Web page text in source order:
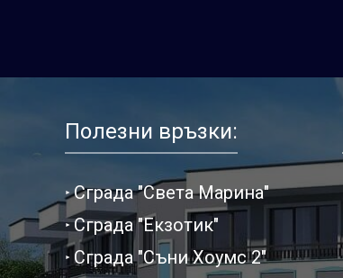
Полезни връзки:
Сграда "Света Марина"
Сграда "Екзотик"
Сграда "Съни Хоумс 2"